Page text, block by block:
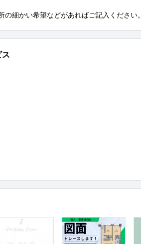
細かい希望などがあればご記入ください。
ス